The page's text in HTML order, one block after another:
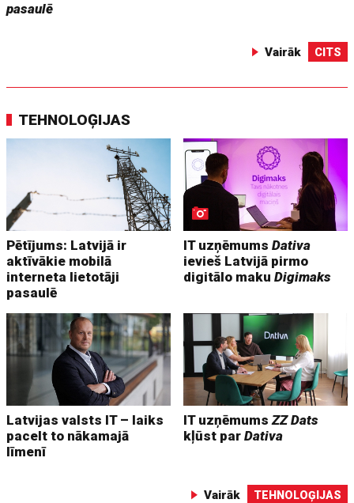
pasaulē
Vairāk CITS
TEHNOLOĢIJAS
Pētījums: Latvijā ir
aktīvākie mobilā
interneta lietotāji
pasaulē
IT uzņēmumsDativa
ievieš Latvijā pirmo
digitālo makuDigimaks
Latvijas valsts IT – laiks
pacelt to nākamajā
līmenī
IT uzņēmumsZZ Dats
kļūst parDativa
Vairāk TEHNOLOĢIJAS